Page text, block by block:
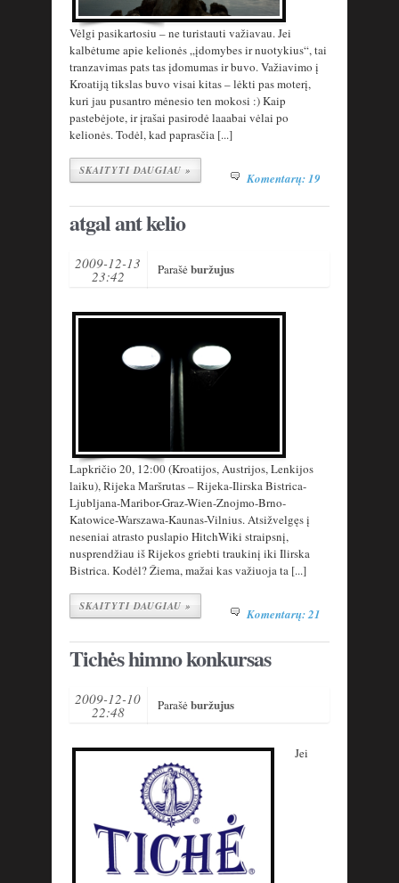
Vėlgi pasikartosiu – ne turistauti važiavau. Jei
kalbėtume apie kelionės „įdomybes ir nuotykius“, tai
tranzavimas pats tas įdomumas ir buvo. Važiavimo į
Kroatiją tikslas buvo visai kitas – lėkti pas moterį,
kuri jau pusantro mėnesio ten mokosi :) Kaip
pastebėjote, ir įrašai pasirodė laaabai vėlai po
kelionės. Todėl, kad paprasčia [...]
SKAITYTI DAUGIAU » Komentarų: 19
atgal ant kelio
2009-12-13
23:42 Parašėburžujus
Lapkričio 20, 12:00 (Kroatijos, Austrijos, Lenkijos
laiku), Rijeka Maršrutas – Rijeka-Ilirska Bistrica-
Ljubljana-Maribor-Graz-Wien-Znojmo-Brno-
Katowice-Warszawa-Kaunas-Vilnius. Atsižvelgęs į
neseniai atrasto puslapio HitchWiki straipsnį,
nusprendžiau iš Rijekos griebti traukinį iki Ilirska
Bistrica. Kodėl? Žiema, mažai kas važiuoja ta [...]
SKAITYTI DAUGIAU » Komentarų: 21
Tichės himno konkursas
2009-12-10
22:48 Parašėburžujus
Jei